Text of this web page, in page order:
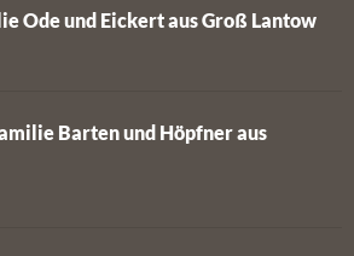
Ode und Eickert aus Groß Lantow
Barten und Höpfner aus